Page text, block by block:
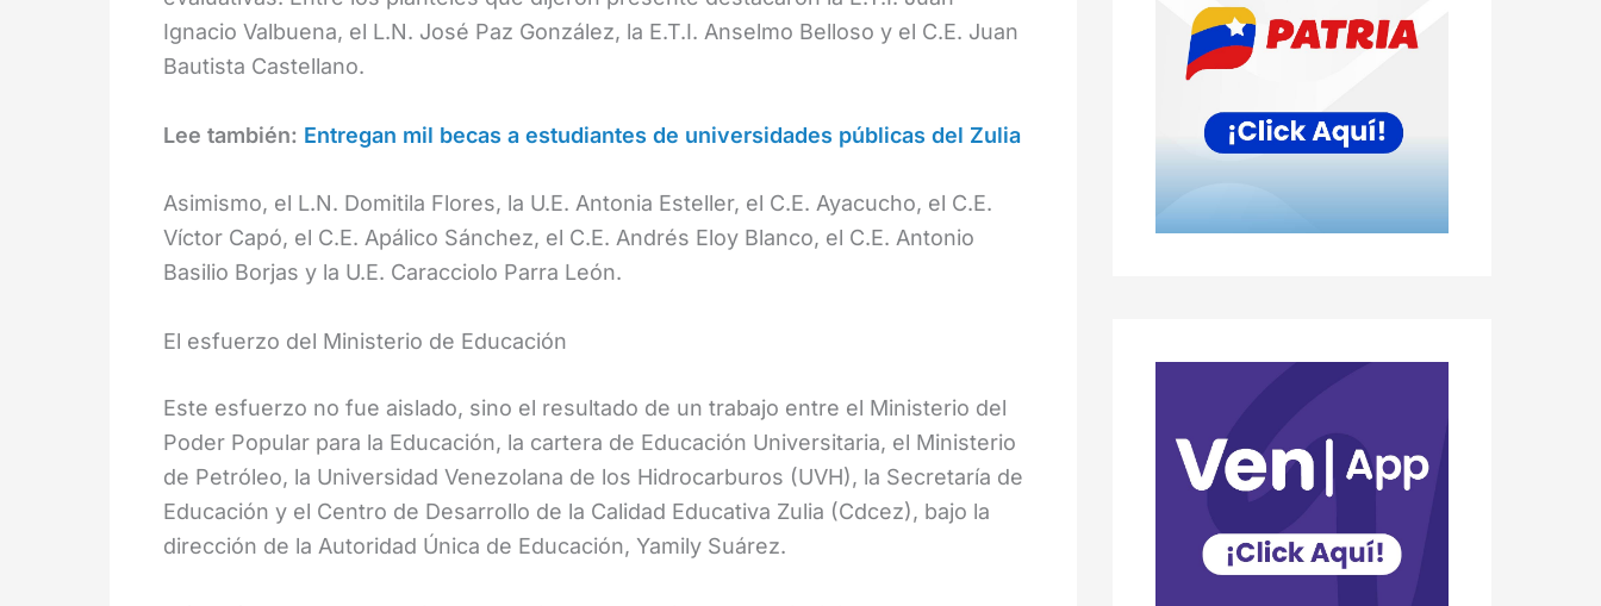
Ignacio Valbuena, el L.N. José Paz González, la E.T.I. Anselmo Belloso y el C.E. Juan
Bautista Castellano.
Lee también: Entregan mil becas a estudiantes de universidades públicas del Zulia
Asimismo, el L.N. Domitila Flores, la U.E. Antonia Esteller, el C.E. Ayacucho, el C.E.
Víctor Capó, el C.E. Apálico Sánchez, el C.E. Andrés Eloy Blanco, el C.E. Antonio
Basilio Borjas y la U.E. Caracciolo Parra León.
El esfuerzo del Ministerio de Educación
Este esfuerzo no fue aislado, sino el resultado de un trabajo entre el Ministerio del
Poder Popular para la Educación, la cartera de Educación Universitaria, el Ministerio
de Petróleo, la Universidad Venezolana de los Hidrocarburos (UVH), la Secretaría de
Educación y el Centro de Desarrollo de la Calidad Educativa Zulia (Cdcez), bajo la
dirección de la Autoridad Única de Educación, Yamily Suárez.